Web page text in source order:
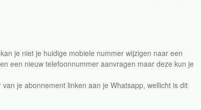
je niet je huidige mobiele nummer wijzigen naar een
een nieuw telefoonnummer aanvragen maar deze kun je
je abonnement linken aan je Whatsapp, wellicht is dit